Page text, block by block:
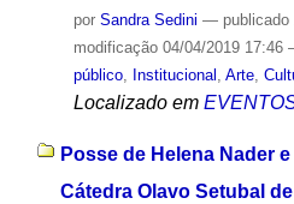
por Sandra Sedini — publicado
modificação04/04/2019 17:46
público, Institucional , Arte,
Localizado em
Posse de Helena Nader
Cátedra Olavo Setubal